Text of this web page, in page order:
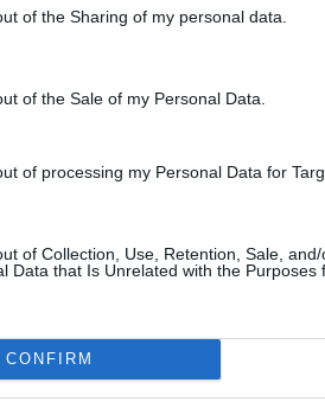
of the Sharing of my personal data.
of the Sale of my Personal Data.
of processing my Personal Data for
of Collection, Use, Retention, Sale,
Data that Is Unrelated with the Purposes
CONFIRM